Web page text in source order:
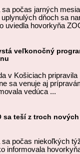
počas jarných
dňoch sa
uviedla hovorkyňa
veľkonočný
v Košiciach
sa venuje aj
vedúca ...
sa teší z troch
počas niekoľkých
informovala